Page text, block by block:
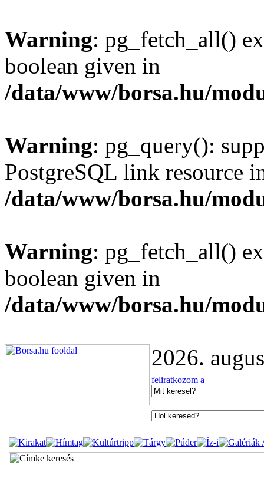
Warning: pg_fetch_all()
boolean given in
/data/www/borsa.hu/
Warning: pg_query():
PostgreSQL link resource
/data/www/borsa.hu/
Warning: pg_fetch_all()
boolean given in
/data/www/borsa.hu/
2026.